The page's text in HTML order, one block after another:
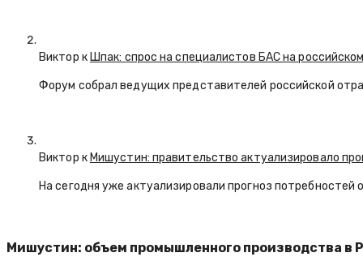
Виктор кШпак: спрос на специалистов БАС на
Форум собрал ведущих представителей российской
Виктор кМишустин: правительство актуализировало
На сегодня уже актуализировали прогноз
Мишустин: объем промышленного производства в